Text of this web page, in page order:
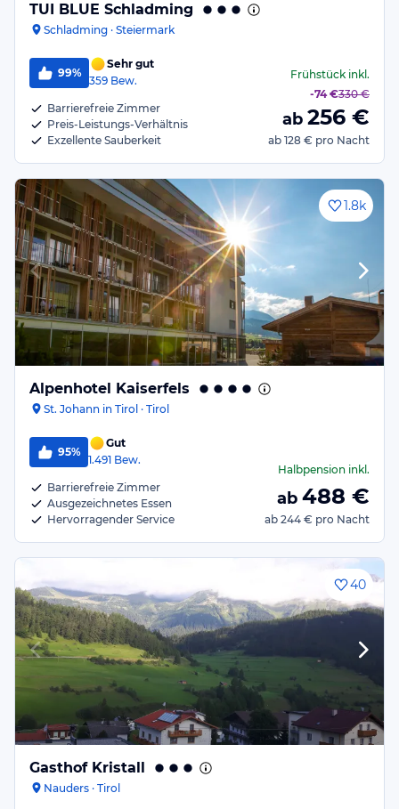
TUI BLUE Schladming
Schladming · Steiermark
99%
Sehr gut
359 Bew.
Barrierefreie Zimmer
Preis-Leistungs-Verhältnis
Exzellente Sauberkeit
Frühstückinkl.
-74 €330 €
ab 256 €
ab 128 € pro Nacht
1.8k
Alpenhotel Kaiserfels
St. Johann in Tirol · Tirol
95%
Gut
1.491 Bew.
Barrierefreie Zimmer
Ausgezeichnetes Essen
Hervorragender Service
Halbpension inkl.
ab 488 €
ab 244 € pro Nacht
40
Gasthof Kristall
Nauders · Tirol